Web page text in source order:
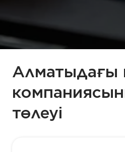
Алматыдағы
төлеуі